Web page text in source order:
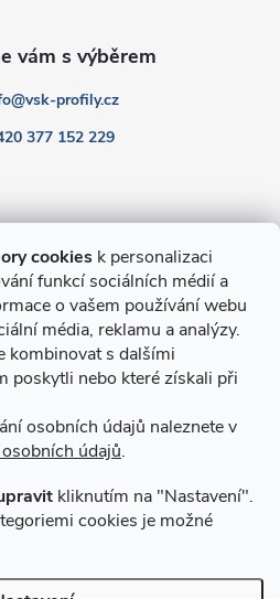
cookies k personalizaci
funkcí sociálních médií a
o vašem používání webu
média, reklamu a analýzy.
kombinovat s dalšími
poskytli nebo které získali při
osobních údajů naleznete v
údajů.
kliknutím na "Nastavení".
cookies je možné
@vsk-profily.cz
377 152 229